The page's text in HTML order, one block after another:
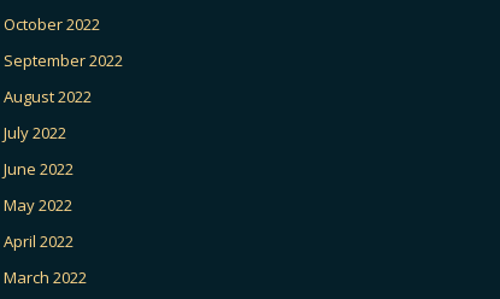
October 2022
September 2022
August 2022
July 2022
June 2022
May 2022
April 2022
March 2022